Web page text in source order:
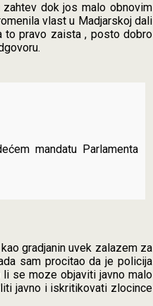
dok jos malo obnovim
vlast u Madjarskoj dali
to pravo zaista , posto dobro
mandatu Parlamenta
gradjanin uvek zalazem za
sam procitao da je policija
se moze objaviti javno malo
javno i iskritikovati zlocince